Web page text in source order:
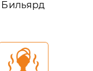
Бильярд